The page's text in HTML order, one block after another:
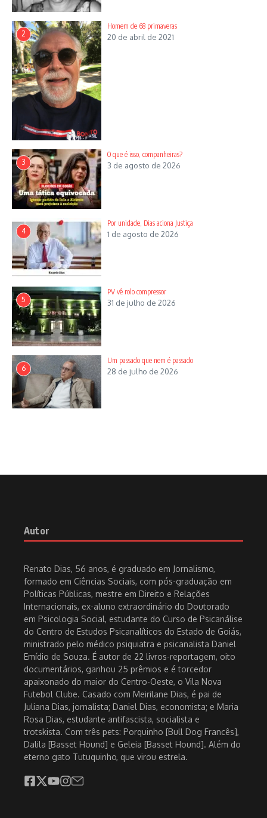
2
Homem de 68 primaveras
20 de abril de 2021
3
O que é isso, companheiras?
3 de agosto de 2026
4
Por unidade, Dias aciona Justiça
1 de agosto de 2026
5
PV vê rolo compressor
31 de julho de 2026
6
Um passado que nem é passado
28 de julho de 2026
Autor
Renato Dias, 56 anos, é graduado em Jornalismo,
formado em Ciências Sociais, com pós-graduação em
Políticas Públicas, mestre em Direito e Relações
Internacionais, ex-aluno extraordinário do Doutorado
em Psicologia Social, estudante do Curso de Psicanálise
do Centro de Estudos Psicanalíticos do Estado de Goiás,
ministrado pelo médico psiquiatra e psicanalista Daniel
Emídio de Souza. É autor de 22 livros-reportagem, oito
documentários, ganhou 25 prêmios e é torcedor
apaixonado do maior do Centro-Oeste, o Vila Nova
Futebol Clube. Casado com Meirilane Dias, é pai de
Juliana Dias, jornalista; Daniel Dias, economista; e Maria
Rosa Dias, estudante antifascista, socialista e
trotskista. Com três pets: Porquinho [Bull Dog Francês],
Dalila [Basset Hound] e Geleia [Basset Hound]. Além do
eterno gato Tutuquinho, que virou estrela.